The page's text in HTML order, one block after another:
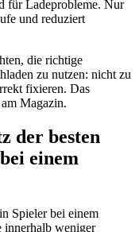
für Ladeprobleme. Nur
und reduziert
die richtige
zu nutzen: nicht zu
fixieren. Das
Magazin.
der besten
einem
Spieler bei einem
innerhalb weniger